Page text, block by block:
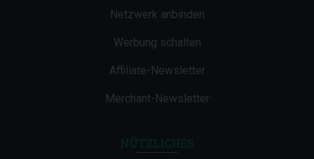
Netzwerk anbinden
Werbung schalten
Affiliate-Newsletter
Merchant-Newsletter